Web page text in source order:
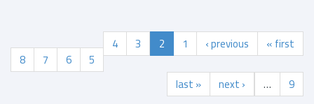
« first
‹ previous
1
2
3
4
5
6
7
8
9
…
next ›
last »